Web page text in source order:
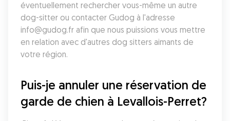
éventuellement rechercher vous-même un autre
dog-sitter ou contacter Gudog à l'adresse
info@gudog.fr afin que nous puissions vous mettre
en relation avec d'autres dog sitters aimants de
votre région.
Puis-je annuler une réservation de
garde de chien à Levallois-Perret?